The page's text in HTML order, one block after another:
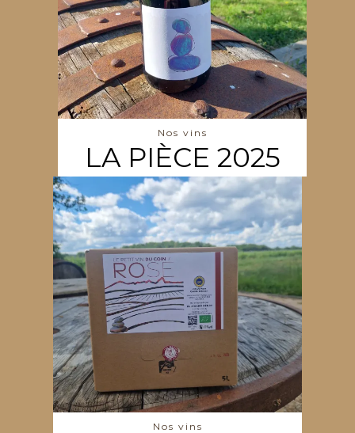
Nos vins
LA PIÈCE 2025
Nos vins